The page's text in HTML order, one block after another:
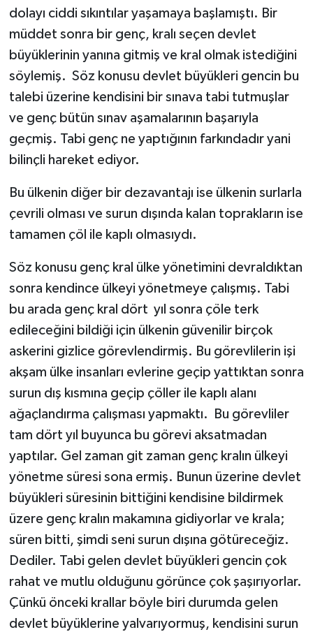
dolayı ciddi sıkıntılar yaşamaya başlamıştı. Bir
müddet sonra bir genç, kralı seçen devlet
büyüklerinin yanına gitmiş ve kral olmak istediğini
söylemiş. Söz konusu devlet büyükleri gencin bu
talebi üzerine kendisini bir sınava tabi tutmuşlar
ve genç bütün sınav aşamalarının başarıyla
geçmiş. Tabi genç ne yaptığının farkındadır yani
bilinçli hareket ediyor.
Bu ülkenin diğer bir dezavantajı ise ülkenin surlarla
çevrili olması ve surun dışında kalan toprakların ise
tamamen çöl ile kaplı olmasıydı.
Söz konusu genç kral ülke yönetimini devraldıktan
sonra kendince ülkeyi yönetmeye çalışmış. Tabi
bu arada genç kral dört yıl sonra çöle terk
edileceğini bildiği için ülkenin güvenilir birçok
askerini gizlice görevlendirmiş. Bu görevlilerin işi
akşam ülke insanları evlerine geçip yattıktan sonra
surun dış kısmına geçip çöller ile kaplı alanı
ağaçlandırma çalışması yapmaktı. Bu görevliler
tam dört yıl buyunca bu görevi aksatmadan
yaptılar. Gel zaman git zaman genç kralın ülkeyi
yönetme süresi sona ermiş. Bunun üzerine devlet
büyükleri süresinin bittiğini kendisine bildirmek
üzere genç kralın makamına gidiyorlar ve krala;
süren bitti, şimdi seni surun dışına götüreceğiz.
Dediler. Tabi gelen devlet büyükleri gencin çok
rahat ve mutlu olduğunu görünce çok şaşırıyorlar.
Çünkü önceki krallar böyle biri durumda gelen
devlet büyüklerine yalvarıyormuş, kendisini surun